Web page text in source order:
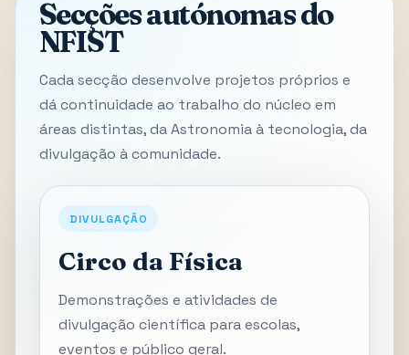
Secções autónomas do
NFIST
Cada secção desenvolve projetos próprios e
dá continuidade ao trabalho do núcleo em
áreas distintas, da Astronomia à tecnologia, da
divulgação à comunidade.
DIVULGAÇÃO
Circo da Física
Demonstrações e atividades de
divulgação científica para escolas,
eventos e público geral.